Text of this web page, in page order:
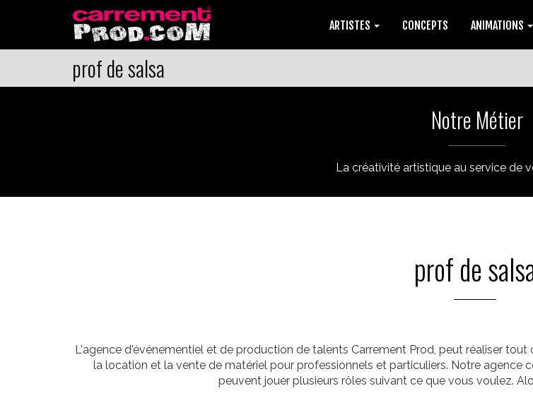
ARTISTES CONCEPTS ANIMATIONS
prof de salsa
Notre Métier
La créativité artistique au service de
prof de
L'agence d'événementiel et de production de talents Carrement Prod, peut réaliser
la location et la vente de matériel pour professionnels et particuliers. Notre
peuvent jouer plusieurs rôles suivant ce que vous voulez.